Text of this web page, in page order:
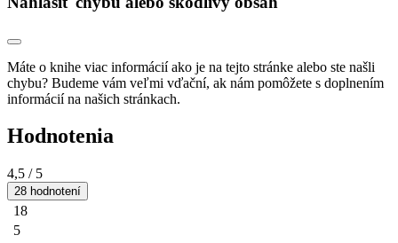
Máte o knihe viac informácií ako je na tejto stránke alebo ste našli
chybu? Budeme vám veľmi vďační, ak nám pomôžete s doplnením
informácií na našich stránkach.
Hodnotenia
4,5 / 5
28 hodnotení
18
5